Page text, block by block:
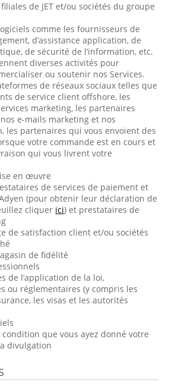
de JET et/ou sociétés du groupe
comme les fournisseurs de
d’assistance application, de
de sécurité de l’information, etc.
diverses activités pour
ou soutenir nos Services.
de réseaux sociaux telles que
de service client offshore, les
marketing, les partenaires
e-mails marketing et nos
les partenaires qui vous envoient des
votre commande est en cours et
qui vous livrent votre
en œuvre
de services de paiement et
(pour obtenir leur déclaration de
cliquer ici) et prestataires de
de satisfaction client et/ou sociétés
de fidélité
de l’application de la loi,
ou réglementaires (y compris les
les visas et les autorités
que vous ayez donné votre
divulgation